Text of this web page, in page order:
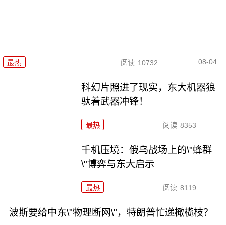
最热 阅读 10732 08-04
科幻片照进了现实，东大机器狼
驮着武器冲锋！
最热 阅读 8353
千机压境：俄乌战场上的\"蜂群
\"博弈与东大启示
最热 阅读 8119
波斯要给中东\"物理断网\"，特朗普忙递橄榄枝？